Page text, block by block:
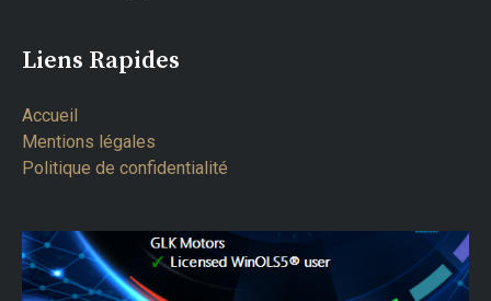
Liens Rapides
Accueil
Mentions légales
Politique de confidentialité